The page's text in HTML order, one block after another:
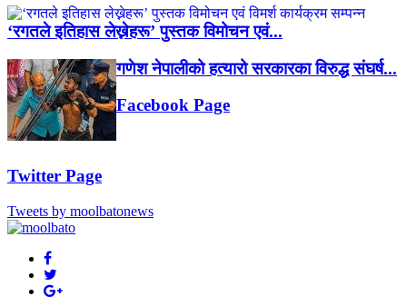
‘रगतले इतिहास लेख्नेहरू’ पुस्तक विमोचन एवं...
गणेश नेपालीको हत्यारो सरकारका विरुद्ध संघर्ष...
Facebook Page
Twitter Page
Tweets by moolbatonews